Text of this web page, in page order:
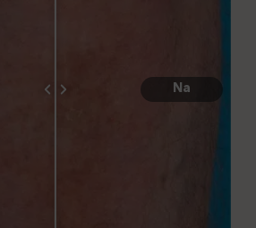
Na